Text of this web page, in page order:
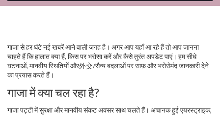
गाजा से हर घंटे नई खबरें आने वाली जगह है। अगर आप यहाँ आ रहे हैं तो आप जानना
चाहते हैं कि हालात क्या हैं, किस पर भरोसा करें और कैसे तुरंत अपडेट पाएं। हम सीधे
घटनाओं, मानवीय स्थितियों और外交/सैन्य बदलाओं पर साफ़ और भरोसेमंद जानकारी देने
का प्रयास करते हैं।
गाजा में क्या चल रहा है?
गाजा पट्टी में सुरक्षा और मानवीय संकट अक्सर साथ चलते हैं। अचानक हुई एयरस्ट्राइक,